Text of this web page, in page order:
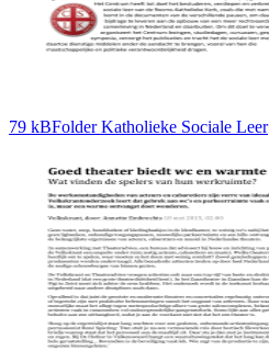
79 kBFolder Katholieke Sociale Leer